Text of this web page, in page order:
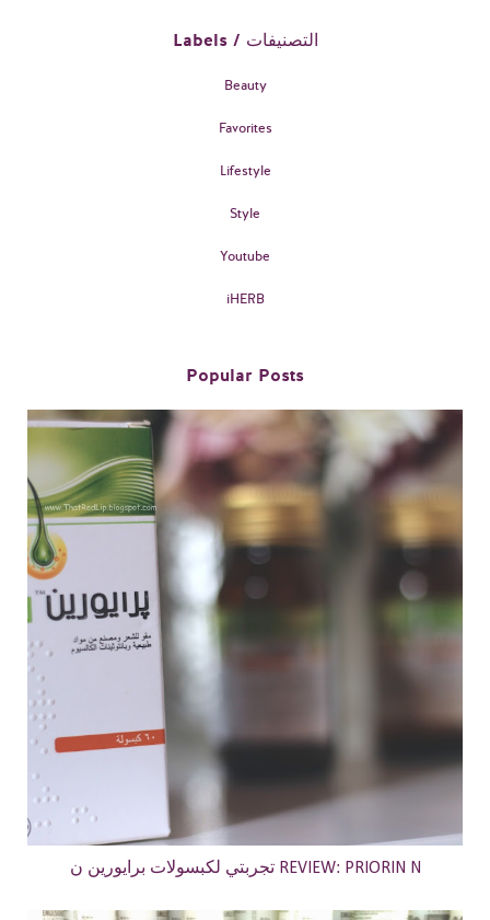
Labels / التصنيفات
Beauty
Favorites
Lifestyle
Style
Youtube
iHERB
Popular Posts
تجربتي لكبسولات برايورين ن REVIEW: PRIORIN N